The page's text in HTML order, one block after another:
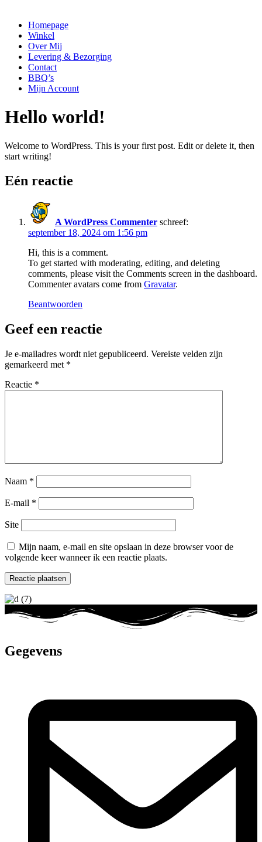
Homepage
Winkel
Over Mij
Levering & Bezorging
Contact
BBQ’s
Mijn Account
Hello world!
Welcome to WordPress. This is your first post. Edit or delete it, then
start writing!
Eén reactie
A WordPress Commenter schreef:
september 18, 2024 om 1:56 pm
Hi, this is a comment.
To get started with moderating, editing, and deleting
comments, please visit the Comments screen in the dashboard.
Commenter avatars come from Gravatar.
Beantwoorden
Geef een reactie
Je e-mailadres wordt niet gepubliceerd. Vereiste velden zijn
gemarkeerd met *
Reactie *
Naam *
E-mail *
Site
Mijn naam, e-mail en site opslaan in deze browser voor de
volgende keer wanneer ik een reactie plaats.
Gegevens